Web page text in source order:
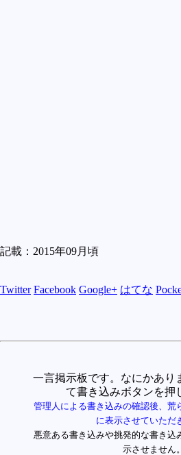
記載：2015年09月頃
Twitter Facebook Google+ はてな
一言掲示板です。なにかあり
て書き込みボタンを押
管理人による書き込みの確認後、荒
に表示させていただ
悪意ある書き込みや挑発的な書き込
示させません。